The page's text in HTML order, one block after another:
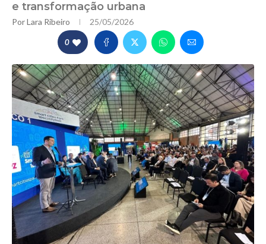
e transformação urbana
PorLara Ribeiro 25/05/2026
0